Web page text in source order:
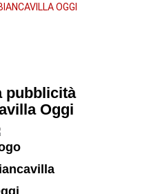
OGGI
pubblicità
Oggi